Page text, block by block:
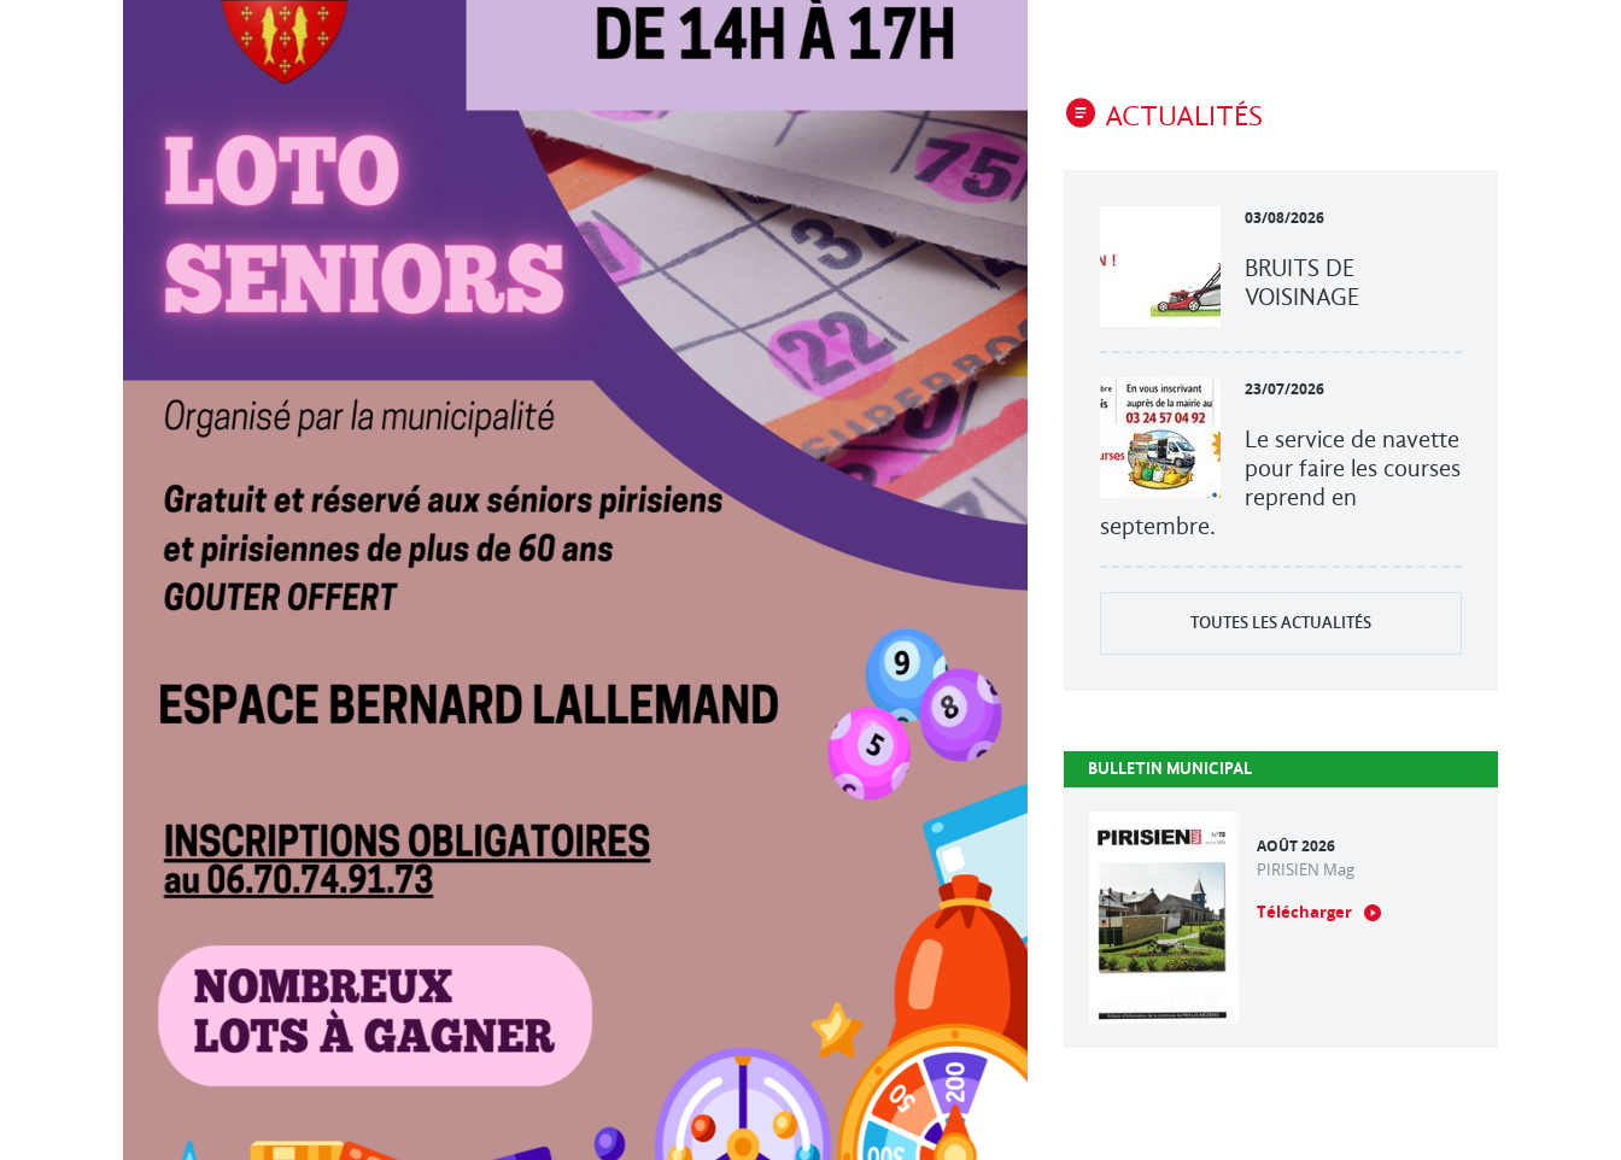
ACTUALITÉS
03/08/2026
BRUITS DE
VOISINAGE
23/07/2026
Le service de navette
pour faire les courses
reprend en
septembre.
TOUTES LES ACTUALITÉS
BULLETIN MUNICIPAL
AOÛT 2026
PIRISIEN Mag
Télécharger